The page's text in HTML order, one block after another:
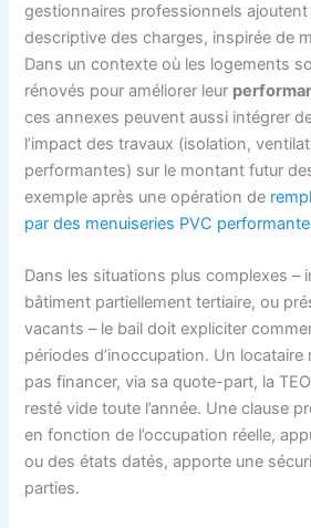
gestionnaires professionnels
descriptive des charges, inspirée de
Dans un contexte où les logements
rénovés pour améliorer leur
ces annexes peuvent aussi intégrer
l’impact des travaux (isolation,
performantes) sur le montant futur
exemple après une opération de
par des menuiseries PVC
Dans les situations plus complexes –
bâtiment partiellement tertiaire, ou
vacants – le bail doit expliciter
périodes d’inoccupation. Un
pas financer, via sa quote-part, la
resté vide toute l’année. Une clause
en fonction de l’occupation réelle,
ou des états datés, apporte une
parties.